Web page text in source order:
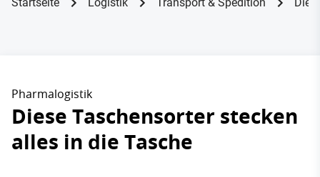
Pharmalogistik
Diese Taschensorter stecken
alles in die Tasche